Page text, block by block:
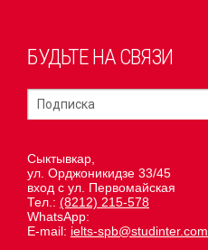
БУДЬТЕ НА СВЯЗИ
Сыктывкар,
ул. Орджоникидзе 33/45
вход с ул. Первомайская
Тел.: (8212) 215-578
WhatsApp:
E-mail: ielts-spb@studinter.com